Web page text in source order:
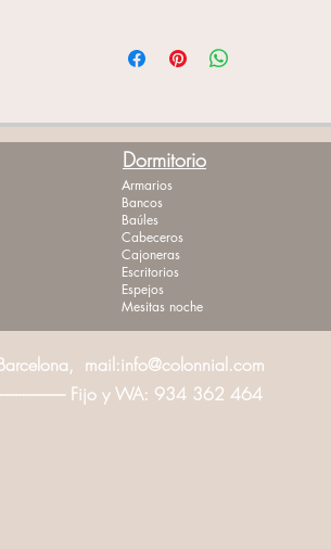
Dormitorio
Armarios
Bancos
Baúles
Cabeceros
Cajoneras
Escritorios
Espejos
Mesitas noche
mail:info@colonnial.com
Fijo y WA: 934 362 464